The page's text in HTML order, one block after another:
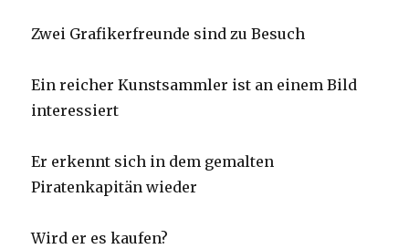
Zwei Grafikerfreunde sind zu Besuch
Ein reicher Kunstsammler ist an einem Bild
interessiert
Er erkennt sich in dem gemalten
Piratenkapitän wieder
Wird er es kaufen?